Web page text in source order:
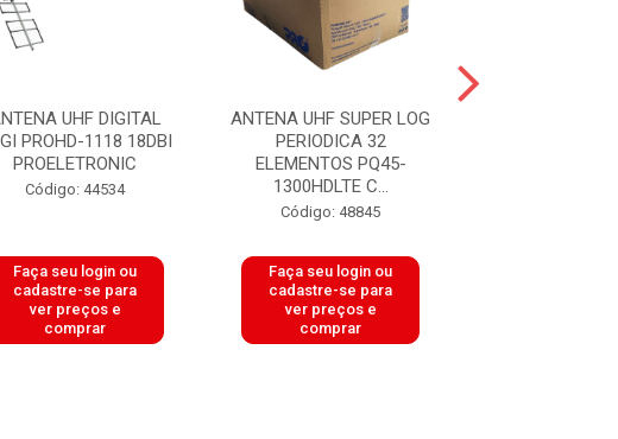
UHF DIGITAL
PROHD-1118 18DBI
PROELETRONIC
Código: 44534
Faça seu login ou
cadastre-se para
ver preços e
comprar
ANTENA UHF SUPER LOG
PERIODICA 32
ELEMENTOS PQ45-
1300HDLTE C...
Código: 48845
Faça seu login ou
cadastre-se para
ver preços e
comprar